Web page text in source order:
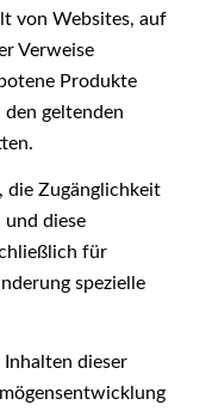
von Websites, auf
Verweise
Produkte
geltenden
die Zugänglichkeit
und diese
für
spezielle
dieser